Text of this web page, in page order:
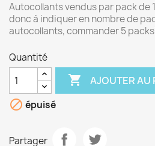
Autocollants vendus par pack de
donc à indiquer en nombre de
autocollants, commander 5
Quantité
 AJOUTER AU
 épuisé
Partager